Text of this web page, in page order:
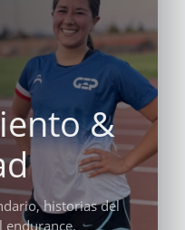
&
historias del
endurance.